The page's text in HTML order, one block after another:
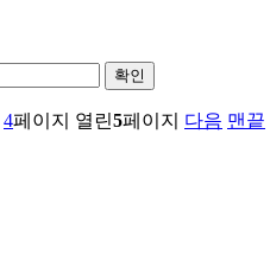
확인
4페이지 열린5페이지 다음 맨끝